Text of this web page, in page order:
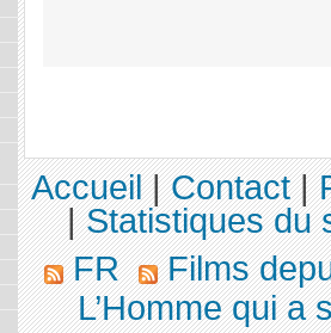
Accueil|Contact|
|Statistiques du
FR
Films
L’Homme qui a